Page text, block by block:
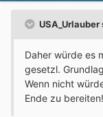
Daher würde es
gesetzl.
Wenn nicht
Ende zu bereiten!